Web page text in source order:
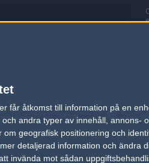
får åtkomst till information på en
andra typer av innehåll, annons-
geografisk positionering och
detaljerad information och ändra
invända mot sådan